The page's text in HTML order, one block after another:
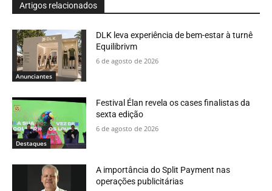
Artigos relacionados
Anunciantes
DLK leva experiência de bem-estar à turnê
Equilibrivm
6 de agosto de 2026
Destaques
Festival Élan revela os cases finalistas da
sexta edição
6 de agosto de 2026
A importância do Split Payment nas
operações publicitárias